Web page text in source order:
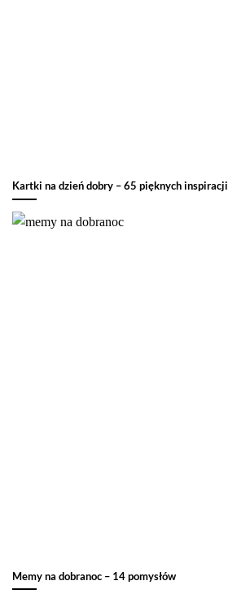
Kartki na dzień dobry – 65 pięknych inspiracji
Memy na dobranoc – 14 pomysłów